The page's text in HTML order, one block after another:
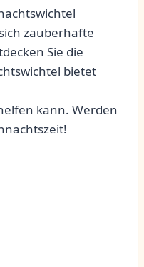
zauberhafte
Sie die
bietet
kann. Werden